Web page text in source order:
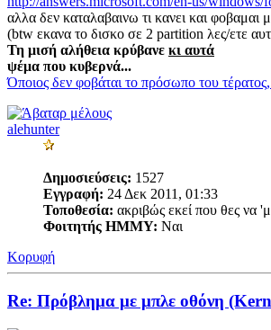
αλλα δεν καταλαβαινω τι κανει και φοβαμαι
(btw εκανα το δισκο σε 2 partition λες/ετε
Τη μισή αλήθεια κρύβανε κι αυτά
ψέμα που κυβερνά...
Όποιος δεν φοβάται το πρόσωπο του
alehunter
Δημοσιεύσεις: 1527
Εγγραφή: 24 Δεκ 2011, 01:33
Τοποθεσία: ακριβώς εκεί που θες να
Φοιτητής ΗΜΜΥ: Ναι
Κορυφή
Re: Πρόβλημα με μπλε οθόνη